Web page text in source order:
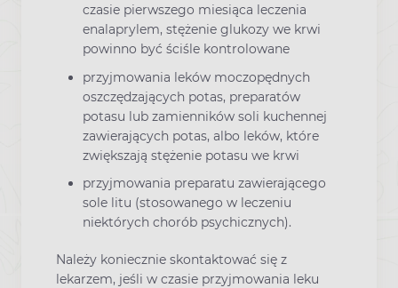
czasie pierwszego miesiąca leczenia
enalaprylem, stężenie glukozy we krwi
powinno być ściśle kontrolowane
przyjmowania leków moczopędnych
oszczędzających potas, preparatów
potasu lub zamienników soli kuchennej
zawierających potas, albo leków, które
zwiększają stężenie potasu we krwi
przyjmowania preparatu zawierającego
sole litu (stosowanego w leczeniu
niektórych chorób psychicznych).
Należy koniecznie skontaktować się z
lekarzem, jeśli w czasie przyjmowania leku